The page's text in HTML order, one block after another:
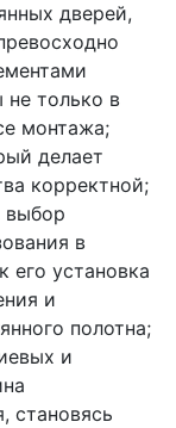
дверей,
не только в
монтажа;
делает
корректной;
выбор
в
его установка
и
полотна;
и
становясь